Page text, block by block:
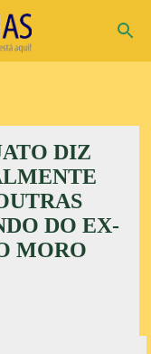
DIZ
DO EX-
MORO